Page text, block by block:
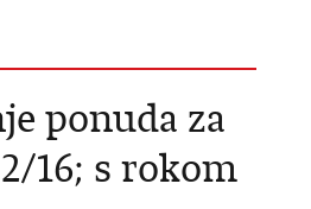
ponuda za
16; s rokom